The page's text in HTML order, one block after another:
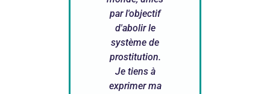
par l'objectif
d'abolir le
système de
prostitution.
Je tiens à
exprimer ma